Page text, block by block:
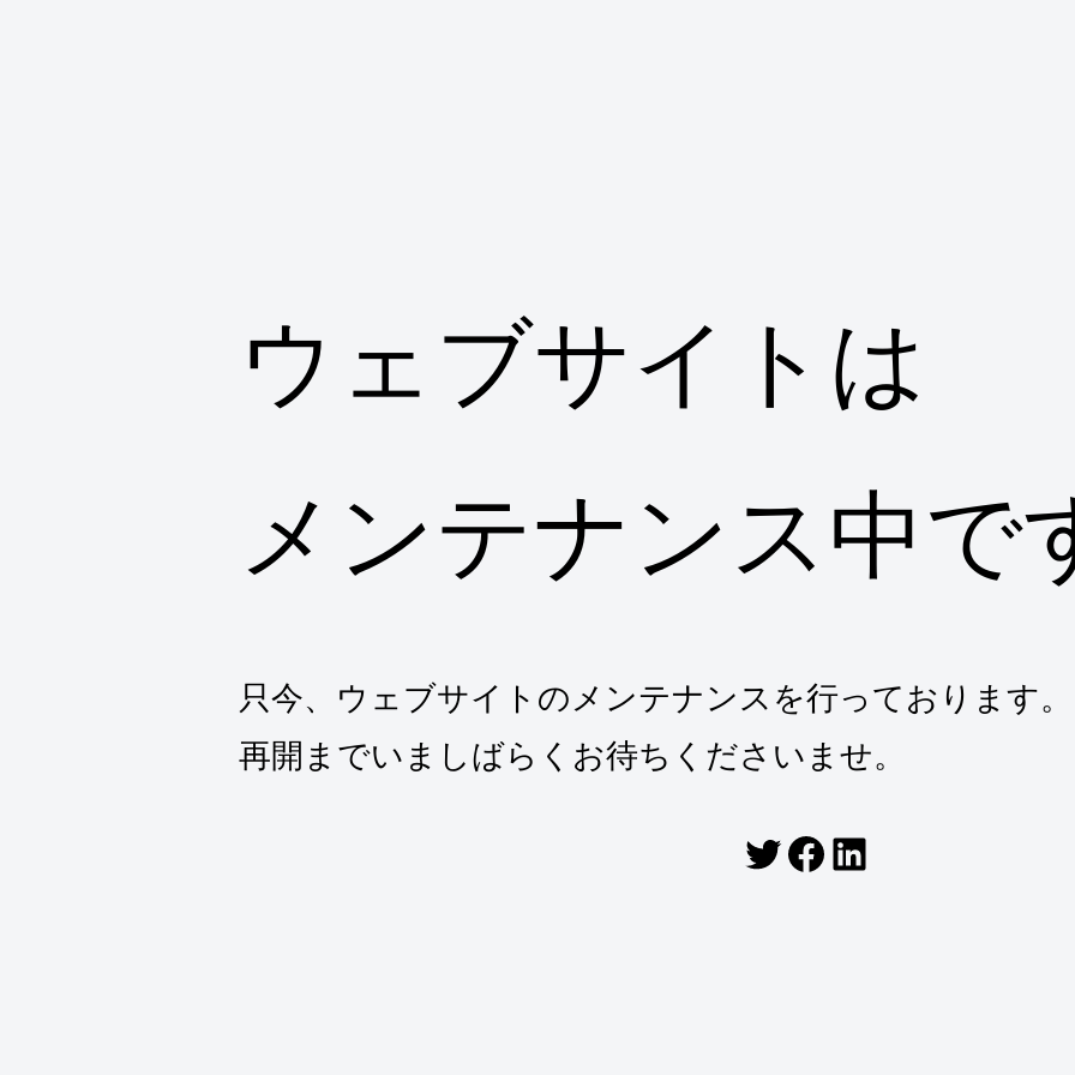
ウェブサイトは
メンテナンス中で
只今、ウェブサイトのメンテナンスを行っております。
再開までいましばらくお待ちくださいませ。
Twitter
Facebook
LinkedIn